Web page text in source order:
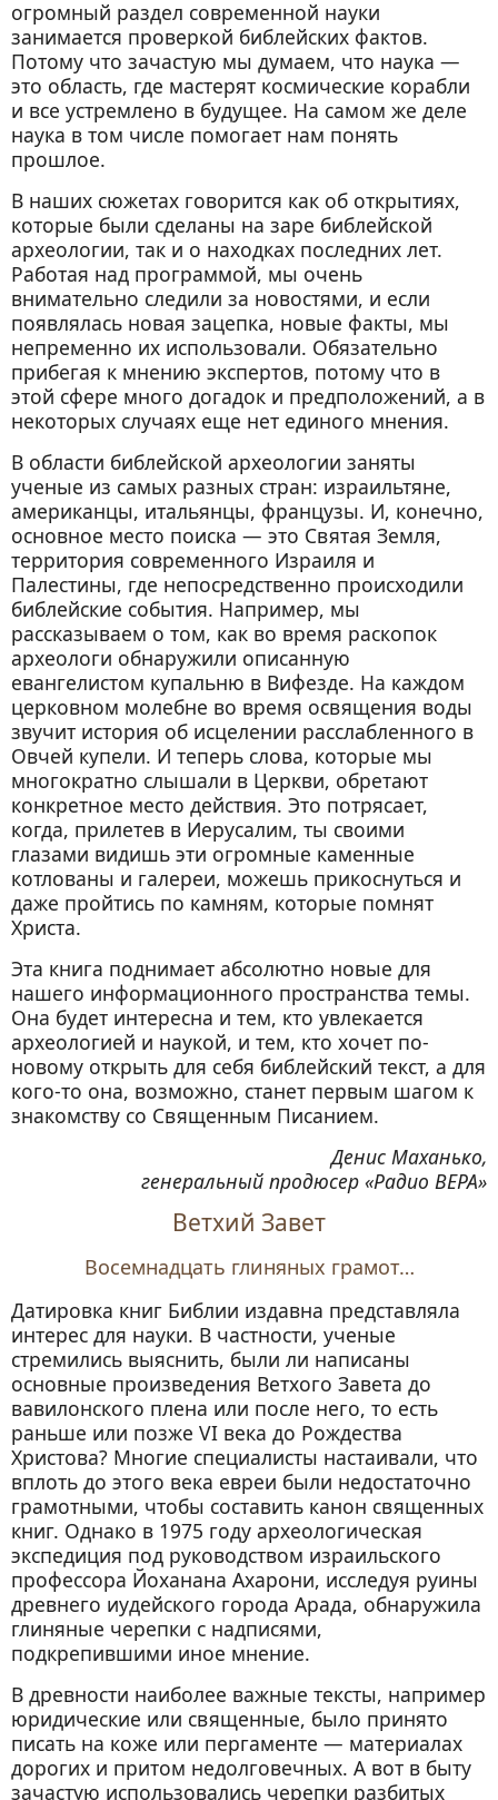
огромный раздел современной науки
занимается проверкой библейских фактов.
Потому что зачастую мы думаем, что наука —
это область, где мастерят космические корабли
и все устремлено в будущее. На самом же деле
наука в том числе помогает нам понять
прошлое.
В наших сюжетах говорится как об открытиях,
которые были сделаны на заре библейской
археологии, так и о находках последних лет.
Работая над программой, мы очень
внимательно следили за новостями, и если
появлялась новая зацепка, новые факты, мы
непременно их использовали. Обязательно
прибегая к мнению экспертов, потому что в
этой сфере много догадок и предположений, а в
некоторых случаях еще нет единого мнения.
В области библейской археологии заняты
ученые из самых разных стран: израильтяне,
американцы, итальянцы, французы. И, конечно,
основное место поиска — это Святая Земля,
территория современного Израиля и
Палестины, где непосредственно происходили
библейские события. Например, мы
рассказываем о том, как во время раскопок
археологи обнаружили описанную
евангелистом купальню в Вифезде. На каждом
церковном молебне во время освящения воды
звучит история об исцелении расслабленного в
Овчей купели. И теперь слова, которые мы
многократно слышали в Церкви, обретают
конкретное место действия. Это потрясает,
когда, прилетев в Иерусалим, ты своими
глазами видишь эти огромные каменные
котлованы и галереи, можешь прикоснуться и
даже пройтись по камням, которые помнят
Христа.
Эта книга поднимает абсолютно новые для
нашего информационного пространства темы.
Она будет интересна и тем, кто увлекается
археологией и наукой, и тем, кто хочет по-
новому открыть для себя библейский текст, а для
кого-то она, возможно, станет первым шагом к
знакомству со Священным Писанием.
Денис Маханько,
генеральный продюсер «Радио ВЕРА»
Ветхий Завет
Восемнадцать глиняных грамот…
Датировка книг Библии издавна представляла
интерес для науки. В частности, ученые
стремились выяснить, были ли написаны
основные произведения Ветхого Завета до
вавилонского плена или после него, то есть
раньше или позже VI века до Рождества
Христова? Многие специалисты настаивали, что
вплоть до этого века евреи были недостаточно
грамотными, чтобы составить канон священных
книг. Однако в 1975 году археологическая
экспедиция под руководством израильского
профессора Йоханана Ахарони, исследуя руины
древнего иудейского города Арада, обнаружила
глиняные черепки с надписями,
подкрепившими иное мнение.
В древности наиболее важные тексты, например
юридические или священные, было принято
писать на коже или пергаменте — материалах
дорогих и притом недолговечных. А вот в быту
зачастую использовались черепки разбитых